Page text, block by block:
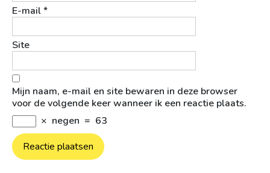
E-mail*
Site
Mijn naam, e-mail en site bewaren in deze browser
voor de volgende keer wanneer ik een reactie plaats.
× negen = 63